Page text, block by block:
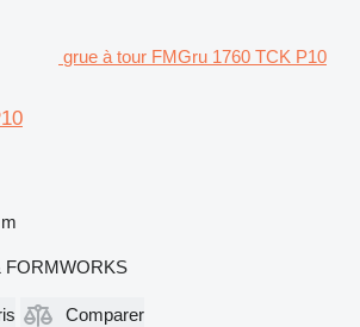
grue à tour FMGru 1760 TCK P10
FORMWORKS
Comparer